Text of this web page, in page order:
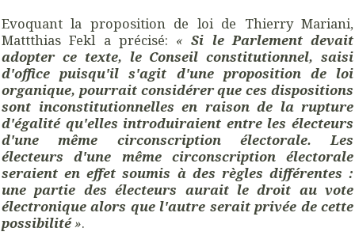
Evoquant la proposition de loi de Thierry Mariani,
Mattthias Fekl a précisé: « Si le Parlement devait
adopter ce texte, le Conseil constitutionnel, saisi
d'office puisqu'il s'agit d'une proposition de loi
organique, pourrait considérer que ces dispositions
sont inconstitutionnelles en raison de la rupture
d'égalité qu'elles introduiraient entre les électeurs
d'une même circonscription électorale. Les
électeurs d'une même circonscription électorale
seraient en effet soumis à des règles différentes :
une partie des électeurs aurait le droit au vote
électronique alors que l'autre serait privée de cette
possibilité».